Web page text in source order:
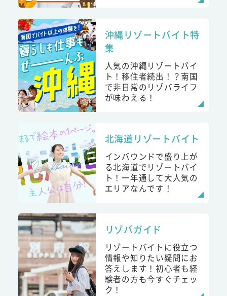
沖縄リゾートバイト特
集
人気の沖縄リゾートバイ
ト！移住者続出！？南国
で非日常のリゾバライフ
が味わえる！
北海道リゾートバイト
インバウンドで盛り上が
る北海道でリゾートバイ
ト！一年通して大人気の
エリアなんです！
リゾバガイド
リゾートバイトに役立つ
情報や知りたい疑問にお
答えします！初心者も経
験者の方も今すぐチェッ
ク！